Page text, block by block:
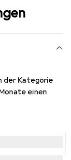
der Kategorie
einen